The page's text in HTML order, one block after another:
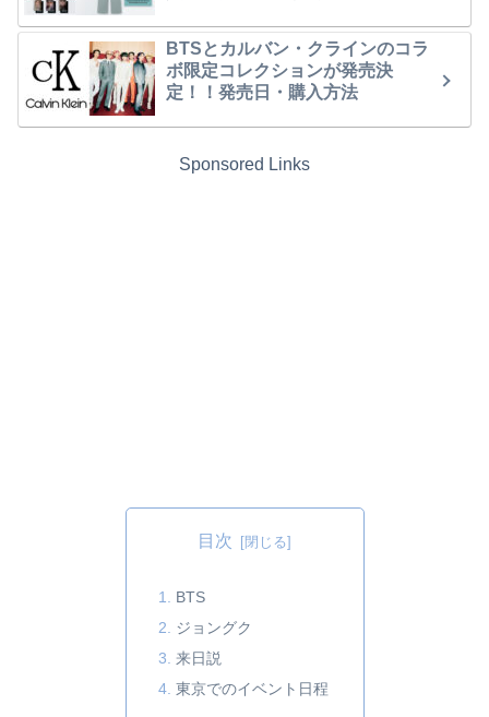
BTSとカルバン・クラインのコラ
ボ限定コレクションが発売決
定！！発売日・購入方法
Sponsored Links
目次
BTS
ジョングク
来日説
東京でのイベント日程